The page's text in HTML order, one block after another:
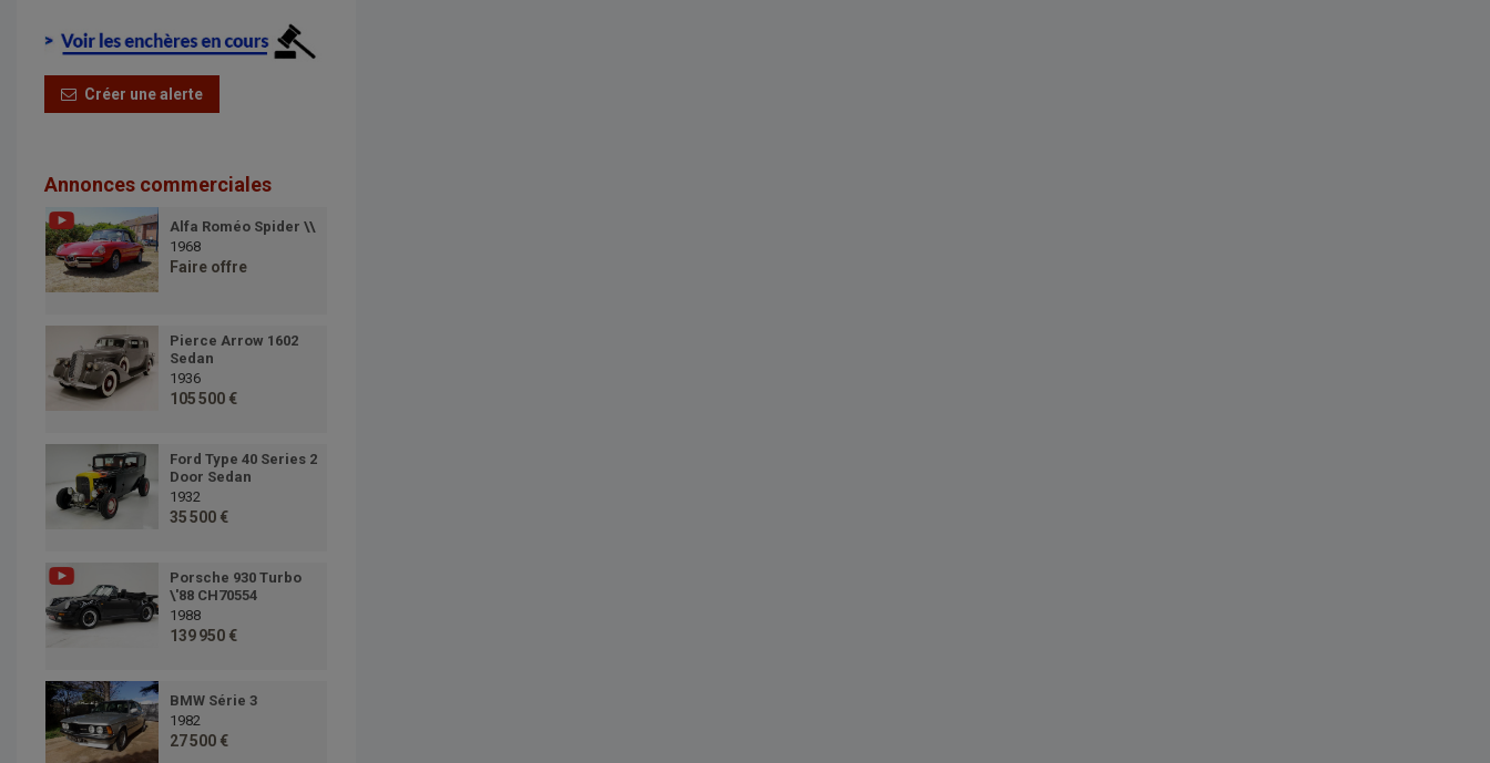
Créer une alerte
Annonces commerciales
Alfa Roméo Spider \\
1968
Faire offre
Pierce Arrow 1602
Sedan
1936
105 500 €
Ford Type 40 Series 2
Door Sedan
1932
35 500 €
Porsche 930 Turbo
\'88 CH70554
1988
139 950 €
BMW Série 3
1982
27 500 €